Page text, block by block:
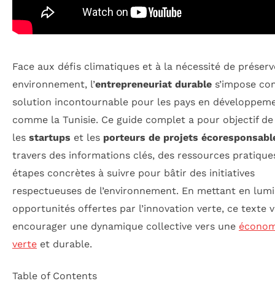
Face aux défis climatiques et à la nécessité de
environnement, l’entrepreneuriat durable s’impose
solution incontournable pour les pays en
comme la Tunisie. Ce guide complet a pour objectif
les startups et les porteurs de projets
travers des informations clés, des ressources
étapes concrètes à suivre pour bâtir des initiatives
respectueuses de l’environnement. En mettant en
opportunités offertes par l’innovation verte, ce texte
encourager une dynamique collective vers une
verte et durable.
Table of Contents